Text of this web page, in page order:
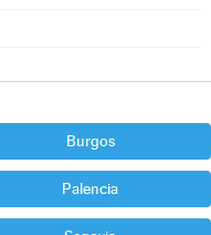
Burgos
Palencia